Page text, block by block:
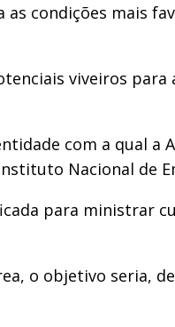
condições mais
viveiros
com a qual
Nacional de
para ministrar
o objetivo seria,